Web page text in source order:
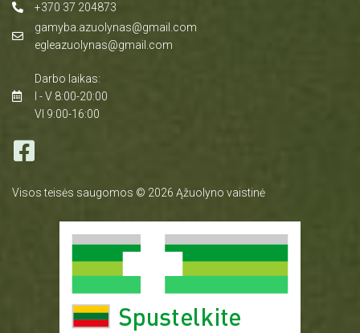
+370 37 204873
gamyba.azuolynas@gmail.com
egleazuolynas@gmail.com
Darbo laikas:
I - V 8:00-20:00
VI 9:00-16:00
Visos teisės saugomos © 2026 Ąžuolyno vaistinė